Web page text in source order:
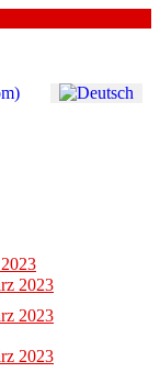
2023
2023
2023